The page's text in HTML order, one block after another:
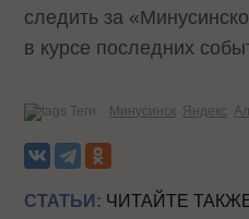
следить за
в курсе последних
Теги: Минусинск Яндекс
СТАТЬИ: ЧИТАЙТЕ